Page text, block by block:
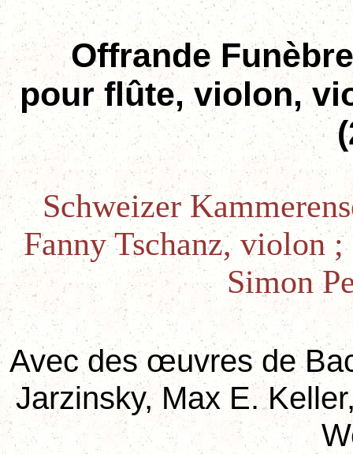
Offrande
pour flûte, violon,
Schweizer
Fanny Tschanz, violon
Simon
Avec des œuvres de
Jarzinsky, Max E.